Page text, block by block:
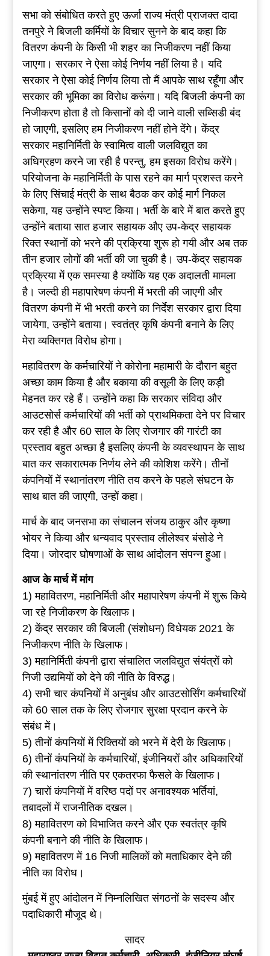
सभा को संबोधित करते हुए ऊर्जा राज्य मंत्री प्राजक्त दादा
तनपुरे ने बिजली कर्मियों के विचार सुनने के बाद कहा कि
वितरण कंपनी के किसी भी शहर का निजीकरण नहीं किया
जाएगा। सरकार ने ऐसा कोई निर्णय नहीं लिया है। यदि
सरकार ने ऐसा कोई निर्णय लिया तो मैं आपके साथ रहूँगा और
सरकार की भूमिका का विरोध करूंगा। यदि बिजली कंपनी का
निजीकरण होता है तो किसानों को दी जाने वाली सब्सिडी बंद
हो जाएगी, इसलिए हम निजीकरण नहीं होने देंगे। केंद्र
सरकार महानिर्मिती के स्वामित्व वाली जलविद्युत का
अधिग्रहण करने जा रही है परन्तु, हम इसका विरोध करेंगे।
परियोजना के महानिर्मिती के पास रहने का मार्ग प्रशस्त करने
के लिए सिंचाई मंत्री के साथ बैठक कर कोई मार्ग निकल
सकेगा, यह उन्होंने स्पष्ट किया। भर्ती के बारे में बात करते हुए
उन्होंने बताया सात हजार सहायक औए उप-केद्र सहायक
रिक्त स्थानों को भरने की प्रक्रिया शुरू हो गयी और अब तक
तीन हजार लोगों की भर्ती की जा चुकी है। उप-केंद्र सहायक
प्रक्रिया में एक समस्या है क्योंकि यह एक अदालती मामला
है। जल्दी ही महापारेषण कंपनी में भरती की जाएगी और
वितरण कंपनी में भी भरती करने का निर्देश सरकार द्वारा दिया
जायेगा, उन्होंने बताया। स्वतंत्र कृषि कंपनी बनाने के लिए
मेरा व्यक्तिगत विरोध होगा।
महावितरण के कर्मचारियों ने कोरोना महामारी के दौरान बहुत
अच्छा काम किया है और बकाया की वसूली के लिए कड़ी
मेहनत कर रहे हैं। उन्होंने कहा कि सरकार संविदा और
आउटसोर्स कर्मचारियों की भर्ती को प्राथमिकता देने पर विचार
कर रही है और 60 साल के लिए रोजगार की गारंटी का
प्रस्ताव बहुत अच्छा है इसलिए कंपनी के व्यवस्थापन के साथ
बात कर सकारात्मक निर्णय लेने की कोशिश करेंगे। तीनों
कंपनियों में स्थानांतरण नीति तय करने के पहले संघटन के
साथ बात की जाएगी, उन्हों कहा।
मार्च के बाद जनसभा का संचालन संजय ठाकुर और कृष्णा
भोयर ने किया और धन्यवाद प्रस्ताव लीलेश्वर बंसोडे ने
दिया। जोरदार घोषणाओं के साथ आंदोलन संपन्न हुआ।
आज के मार्च में मांग
1) महावितरण, महानिर्मिती और महापारेषण कंपनी में शुरू किये
जा रहे निजीकरण के खिलाफ।
2) केंद्र सरकार की बिजली (संशोधन) विधेयक 2021 के
निजीकरण नीति के खिलाफ।
3) महानिर्मिती कंपनी द्वारा संचालित जलविद्युत संयंत्रों को
निजी उद्यमियों को देने की नीति के विरुद्ध।
4) सभी चार कंपनियों में अनुबंध और आउटसोर्सिंग कर्मचारियों
को 60 साल तक के लिए रोजगार सुरक्षा प्रदान करने के
संबंध में।
5) तीनों कंपनियों में रिक्तियों को भरने में देरी के खिलाफ।
6) तीनों कंपनियों के कर्मचारियों, इंजीनियरों और अधिकारियों
की स्थानांतरण नीति पर एकतरफा फैसले के खिलाफ।
7) चारों कंपनियों में वरिष्ठ पदों पर अनावश्यक भर्तियां,
तबादलों में राजनीतिक दखल।
8) महावितरण को विभाजित करने और एक स्वतंत्र कृषि
कंपनी बनाने की नीति के खिलाफ।
9) महावितरण में 16 निजी मालिकों को मताधिकार देने की
नीति का विरोध।
मुंबई में हुए आंदोलन में निम्नलिखित संगठनों के सदस्य और
पदाधिकारी मौजूद थे।
सादर